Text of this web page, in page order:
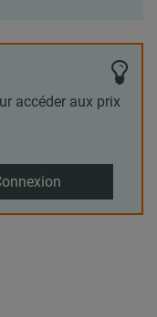
accéder aux prix